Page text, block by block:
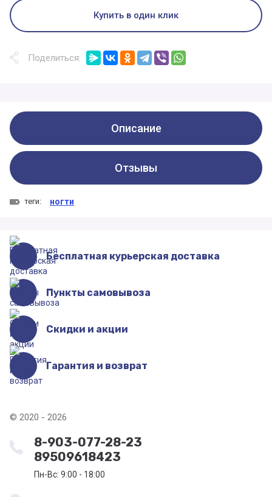
Купить в один клик
Поделиться:
Описание
Отзывы
теги: ногти
Бесплатная курьерская доставка
Пункты самовывоза
Скидки и акции
Гарантия и возврат
© 2020 - 2026
8-903-077-28-23
89509618423
Пн-Вс: 9:00 - 18:00